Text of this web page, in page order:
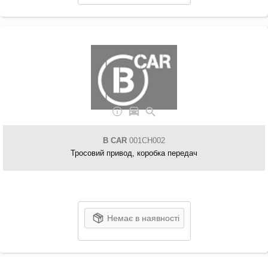
B CAR 001CH002
Тросовий привод, коробка передач
Немає в наявності